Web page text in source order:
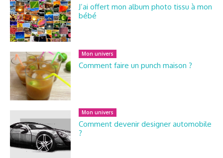
J’ai offert mon album photo tissu à mon
bébé
Mon univers
Comment faire un punch maison ?
Mon univers
Comment devenir designer automobile
?